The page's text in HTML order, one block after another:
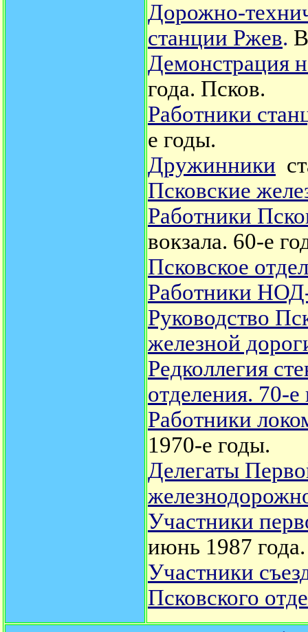
Дорожно-
станции Ржев.
Демонстрация
года. Псков.
Работники
е годы.
Дружинники
Псковские
Работники
вокзала. 60-е
Псковское
Работники
Руководство
железной
Редколлегия
отделения. 70-е
Работники
1970-е годы.
Делегаты
Участники
июнь 1987 года.
Участники
Псковского